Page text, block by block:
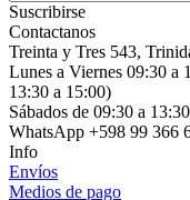
Suscribirse
Contactanos
Treinta y Tres 543,
Lunes a Viernes 09:30 a
13:30 a 15:00)
Sábados de 09:30 a
WhatsApp +598 99 366
Info
Envíos
Medios de pago